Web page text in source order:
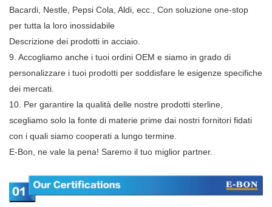
Bacardi, Nestle, Pepsi Cola, Aldi, ecc., Con soluzione one-stop
per tutta la loro inossidabile
Descrizione dei prodotti in acciaio.
9. Accogliamo anche i tuoi ordini OEM e siamo in grado di
personalizzare i tuoi prodotti per soddisfare le esigenze specifiche
dei mercati.
10. Per garantire la qualità delle nostre prodotti sterline,
scegliamo solo la fonte di materie prime dai nostri fornitori fidati
con i quali siamo cooperati a lungo termine.
E-Bon, ne vale la pena! Saremo il tuo miglior partner.